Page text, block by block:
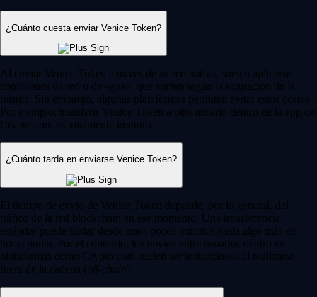
¿Cuánto cuesta enviar Venice Token?
Al enviar Venice Token a través de su red nativa, suelen aplicarse
comisiones de red o de «gas», que varían según la saturación de la
misma. Sin embargo, algunas plataformas permiten evitar estos costes.
Por ejemplo, transferir Venice Token a otro usuario dentro de la app de
Crypto.com es totalmente gratuito.
¿Cuánto tarda en enviarse Venice Token?
El tiempo de envío de Venice Token depende, por lo general, del
tráfico de la red blockchain en ese momento. Una transferencia
estándar puede tardar desde unos pocos minutos hasta algo más en
horas punta. Por el contrario, los envíos entre usuarios dentro de
plataformas como Crypto.com suelen ser instantáneos al realizarse
fuera de la cadena (off-chain ).